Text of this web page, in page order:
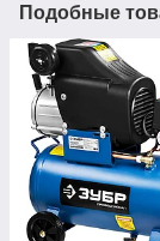
Подобные